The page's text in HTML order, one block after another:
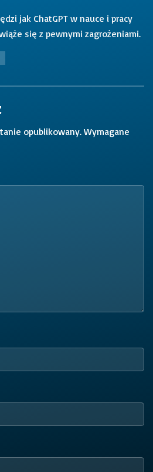
jak ChatGPT w nauce i pracy
się z pewnymi zagrożeniami.
opublikowany. Wymagane